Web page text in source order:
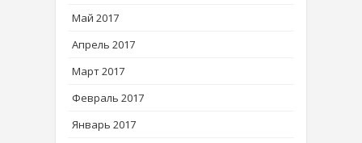
Май 2017
Апрель 2017
Март 2017
Февраль 2017
Январь 2017